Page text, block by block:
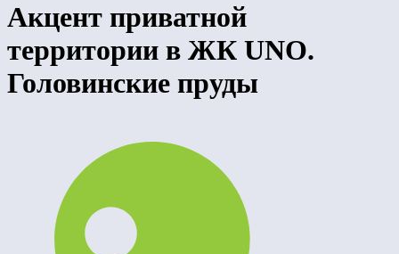
Акцент приватной
территории в ЖК UNO.
Головинские пруды